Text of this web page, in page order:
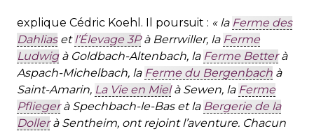
explique Cédric Koehl. Il poursuit : « la Ferme des
Dahliasetl’Élevage 3Pà Berrwiller, la Ferme
Ludwigà Goldbach-Altenbach, la Ferme Betterà
Aspach-Michelbach, la Ferme du Bergenbach à
Saint-Amarin, La Vie en Mielà Sewen, la Ferme
Pfliegerà Spechbach-le-Bas et la Bergerie de la
Dollerà Sentheim, ont rejoint l’aventure. Chacun